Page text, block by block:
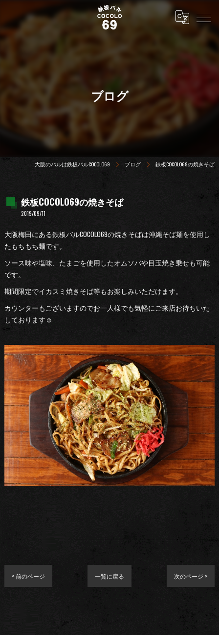
ブログ
大阪のバルは鉄板バルCOCOLO69 ブログ 鉄板COCOLO69の焼きそば
鉄板COCOLO69の焼きそば
2019/09/11
大阪梅田にある鉄板バルCOCOLO69の焼きそばは沖縄そば麺を使用し
たもちもち麺です。
ソース味や塩味、たまごを使用したオムソバや目玉焼き乗せも可能
です。
期間限定でイカスミ焼きそば等もお楽しみいただけます。
カウンターもございますのでお一人様でも気軽にご来店お待ちいた
しております☺︎
< 前のページ 一覧に戻る 次のページ >